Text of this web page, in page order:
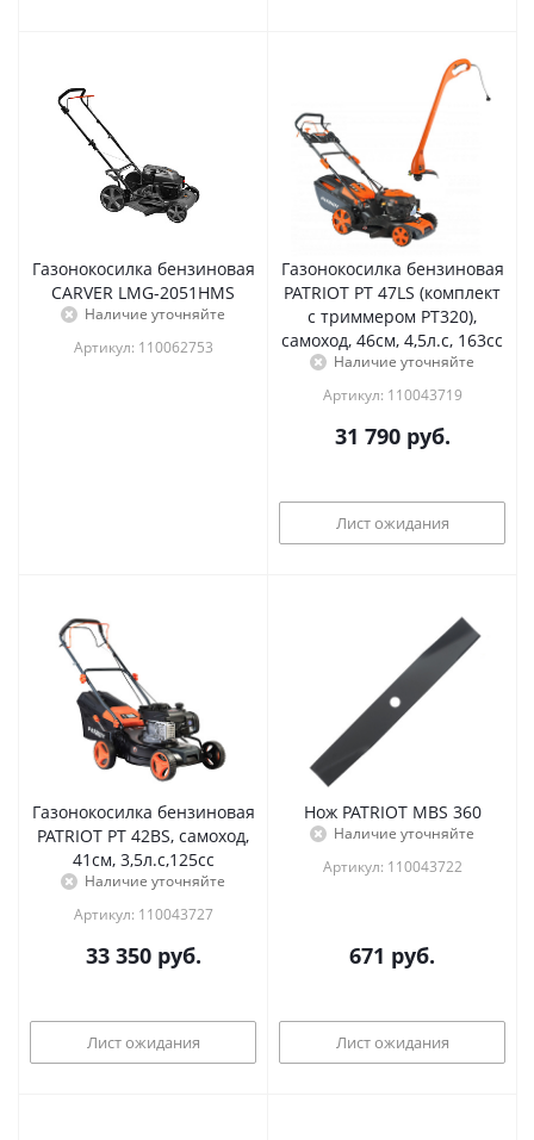
Газонокосилка бензиновая
CARVER LMG-2051HMS
Наличие уточняйте
Артикул: 110062753
Газонокосилка бензиновая
PATRIOT PT 47LS (комплект
с триммером PT320),
самоход, 46см, 4,5л.с, 163сс
Наличие уточняйте
Артикул: 110043719
31 790руб.
Лист ожидания
Газонокосилка бензиновая
PATRIOT PT 42BS, самоход,
41см, 3,5л.с,125сс
Наличие уточняйте
Артикул: 110043727
33 350руб.
Лист ожидания
Нож PATRIOT MBS 360
Наличие уточняйте
Артикул: 110043722
671 руб.
Лист ожидания